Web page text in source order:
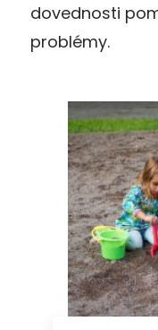
dovednosti
problémy.